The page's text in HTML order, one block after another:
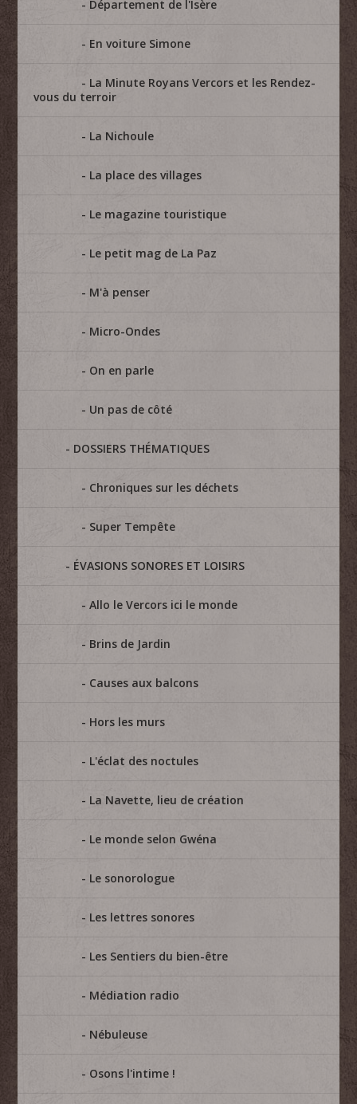
Département de l'Isère
En voiture Simone
La Minute Royans Vercors et les Rendez-
vous du terroir
La Nichoule
La place des villages
Le magazine touristique
Le petit mag de La Paz
M'à penser
Micro-Ondes
On en parle
Un pas de côté
DOSSIERS THÉMATIQUES
Chroniques sur les déchets
Super Tempête
ÉVASIONS SONORES ET LOISIRS
Allo le Vercors ici le monde
Brins de Jardin
Causes aux balcons
Hors les murs
L'éclat des noctules
La Navette, lieu de création
Le monde selon Gwéna
Le sonorologue
Les lettres sonores
Les Sentiers du bien-être
Médiation radio
Nébuleuse
Osons l'intime !